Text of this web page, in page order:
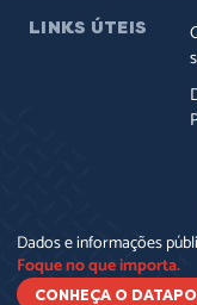
LINKS ÚTEIS
Dados e informações
Foque no que importa.
CONHEÇA O